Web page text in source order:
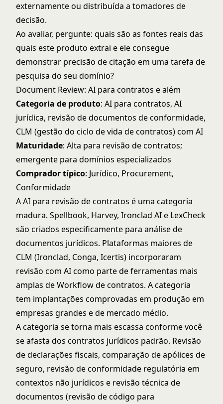
externamente ou distribuída a tomadores de
decisão.
Ao avaliar, pergunte: quais são as fontes reais das
quais este produto extrai e ele consegue
demonstrar precisão de citação em uma tarefa de
pesquisa do seu domínio?
Document Review: AI para contratos e além
Categoria de produto: AI para contratos, AI
jurídica, revisão de documentos de conformidade,
CLM (gestão do ciclo de vida de contratos) com AI
Maturidade: Alta para revisão de contratos;
emergente para domínios especializados
Comprador típico: Jurídico, Procurement,
Conformidade
A AI para revisão de contratos é uma categoria
madura. Spellbook, Harvey, Ironclad AI e LexCheck
são criados especificamente para análise de
documentos jurídicos. Plataformas maiores de
CLM (Ironclad, Conga, Icertis) incorporaram
revisão com AI como parte de ferramentas mais
amplas de Workflow de contratos. A categoria
tem implantações comprovadas em produção em
empresas grandes e de mercado médio.
A categoria se torna mais escassa conforme você
se afasta dos contratos jurídicos padrão. Revisão
de declarações fiscais, comparação de apólices de
seguro, revisão de conformidade regulatória em
contextos não jurídicos e revisão técnica de
documentos (revisão de código para